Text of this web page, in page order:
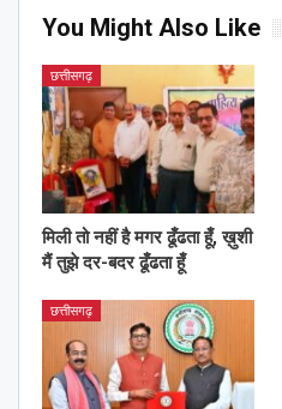
You Might Also Like
छत्तीसगढ़
मिली तो नहीं है मगर ढूँढता हूँ, ख़ुशी
मैं तुझे दर-बदर ढूँढता हूँ
छत्तीसगढ़